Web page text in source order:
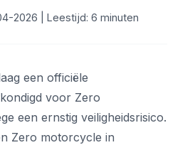
2026 | Leestijd: 6 minuten
een officiële
voor Zero
een ernstig veiligheidsrisico.
Zero motorcycle in